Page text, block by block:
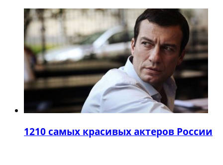
1210 самых красивых актеров России